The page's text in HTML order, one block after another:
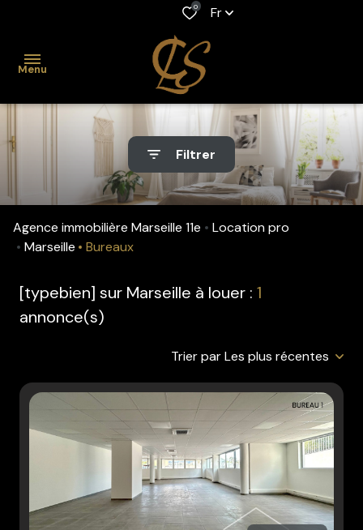
0 Fr
Menu
Maison
Appartement
Fonds de
commerce
louer
Location
Maison
Appartement
gestion
biens
vendus
rénovation
l'agence
contact
Filtrer
Agence immobilière Marseille 11e
Location pro
Marseille
Bureaux
[typebien] sur Marseille à louer : 1
annonce(s)
Trier par Les plus récentes